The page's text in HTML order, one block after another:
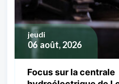
06 août, 2026
jeudi
Focus sur la centrale